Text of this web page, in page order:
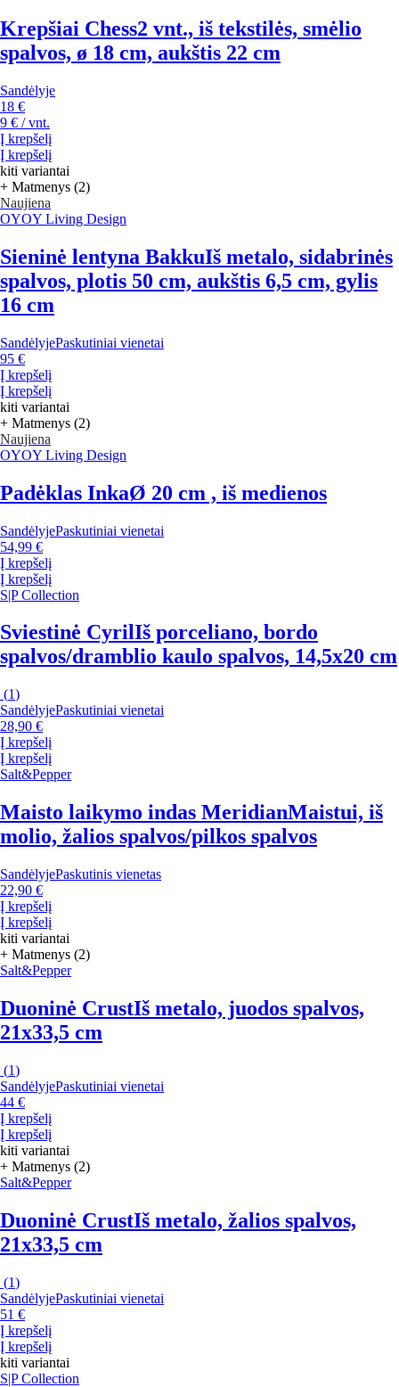
Krepšiai Chess2 vnt., iš tekstilės, smėlio
spalvos, ø 18 cm, aukštis 22 cm
Sandėlyje
18 €
9 € / vnt.
Į krepšelį
Į krepšelį
kiti variantai
+ Matmenys (2)
Naujiena
OYOY Living Design
Sieninė lentyna BakkuIš metalo, sidabrinės
spalvos, plotis 50 cm, aukštis 6,5 cm, gylis
16 cm
SandėlyjePaskutiniai vienetai
95 €
Į krepšelį
Į krepšelį
kiti variantai
+ Matmenys (2)
Naujiena
OYOY Living Design
Padėklas InkaØ 20 cm , iš medienos
SandėlyjePaskutiniai vienetai
54,99 €
Į krepšelį
Į krepšelį
S|P Collection
Sviestinė CyrilIš porceliano, bordo
spalvos/dramblio kaulo spalvos, 14,5x20 cm
(1)
SandėlyjePaskutiniai vienetai
28,90 €
Į krepšelį
Į krepšelį
Salt&Pepper
Maisto laikymo indas MeridianMaistui, iš
molio, žalios spalvos/pilkos spalvos
SandėlyjePaskutinis vienetas
22,90 €
Į krepšelį
Į krepšelį
kiti variantai
+ Matmenys (2)
Salt&Pepper
Duoninė CrustIš metalo, juodos spalvos,
21x33,5 cm
(1)
SandėlyjePaskutiniai vienetai
44 €
Į krepšelį
Į krepšelį
kiti variantai
+ Matmenys (2)
Salt&Pepper
Duoninė CrustIš metalo, žalios spalvos,
21x33,5 cm
(1)
SandėlyjePaskutiniai vienetai
51 €
Į krepšelį
Į krepšelį
kiti variantai
S|P Collection